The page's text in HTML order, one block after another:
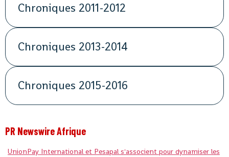
Chroniques 2011-2012
Chroniques 2013-2014
Chroniques 2015-2016
PR Newswire Afrique
UnionPay International et Pesapal s'associent pour dynamiser les